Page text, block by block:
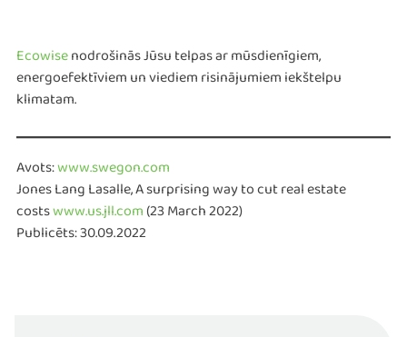
Ecowisenodrošinās Jūsu telpas ar mūsdienīgiem,
energoefektīviem un viediem risinājumiem iekštelpu
klimatam.
Avots:www.swegon.com
Jones Lang Lasalle, A surprising way to cut real estate
costswww.us.jll.com(23 March 2022)
Publicēts: 30.09.2022